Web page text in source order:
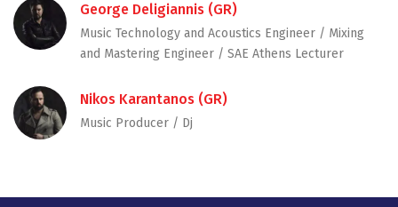
George Deligiannis (GR)
Music Technology and Acoustics Engineer / Mixing
and Mastering Engineer / SAE Athens Lecturer
Nikos Karantanos (GR)
Music Producer / Dj